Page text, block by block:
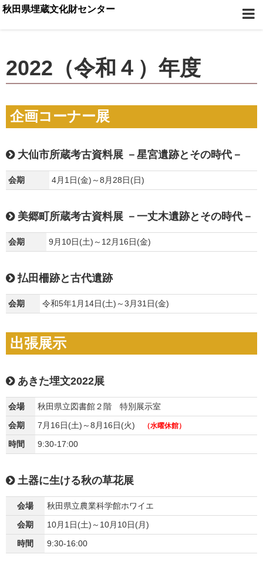
秋田県埋蔵文化財センター
2022（令和４）年度
企画コーナー展
大仙市所蔵考古資料展 －星宮遺跡とその時代－
会期 4月1日(金)～8月28日(日)
美郷町所蔵考古資料展 －一丈木遺跡とその時代－
会期 9月10日(土)～12月16日(金)
払田柵跡と古代遺跡
会期 令和5年1月14日(土)～3月31日(金)
出張展示
あきた埋文2022展
会場
秋田県立図書館２階 特別展示室
会期
7月16日(土)～8月16日(火) （水曜休館）
時間 9:30-17:00
土器に生ける秋の草花展
会場
秋田県立農業科学館ホワイエ
会期
10月1日(土)～10月10日(月)
時間
9:30-16:00